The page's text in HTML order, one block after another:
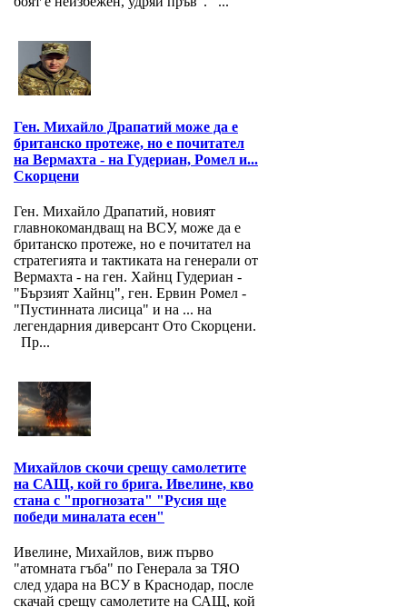
Ген. Михайло Драпатий може да е
британско протеже, но е почитател
на Вермахта - на Гудериан, Ромел и...
Скорцени
Ген. Михайло Драпатий, новият
главнокомандващ на ВСУ, може да е
британско протеже, но е почитател на
стратегията и тактиката на генерали от
Вермахта - на ген. Хайнц Гудериан -
"Бързият Хайнц", ген. Ервин Ромел -
"Пустинната лисица" и на ... на
легендарния диверсант Ото Скорцени.
Пр...
Михайлов скочи срещу самолетите
на САЩ, кой го брига. Ивелине, кво
стана с "прогнозата" "Русия ще
победи миналата есен"
Ивелине, Михайлов, виж първо
"атомната гъба" по Генерала за ТЯО
след удара на ВСУ в Краснодар, после
скачай срещу самолетите на САЩ, кой